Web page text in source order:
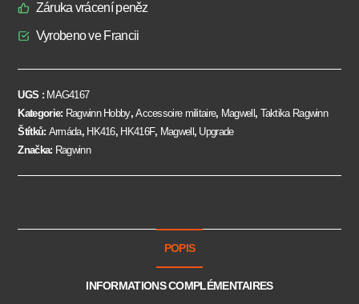
Záruka vrácení peněz
Vyrobeno ve Francii
UGS : MAG4167
Kategorie: Ragwinn Hobby,Accessoire militaire, Magwell , Taktika Ragwinn
Štítků: Armáda, HK416, HK416F, Magwell , Upgrade
Značka: Ragwinn
POPIS
INFORMATIONS COMPLÉMENTAIRES